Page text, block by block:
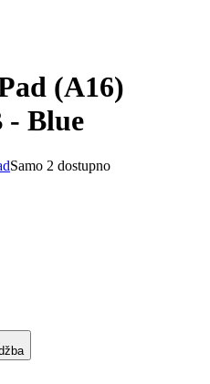
(A16)
- Blue
Samo 2 dostupno